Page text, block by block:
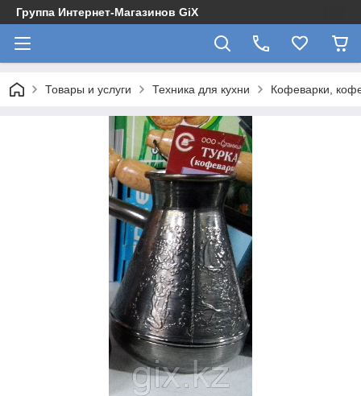
Группа Интернет-Магазинов GiX
Товары и услуги Техника для кухни Кофеварки,